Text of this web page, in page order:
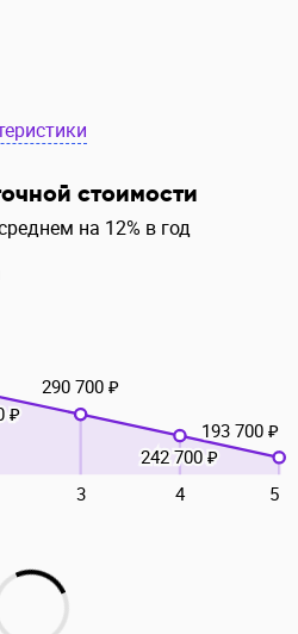
стоимости
на 12% в год
3 4 5
₽
290 700 ₽
242 700 ₽
193 700 ₽